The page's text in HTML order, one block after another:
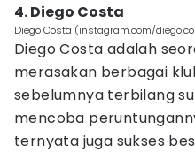
4. Diego Costa
Diego Costa (instagram.com/
Diego Costa adalah
merasakan berbagai
sebelumnya terbilang
mencoba
ternyata juga sukses